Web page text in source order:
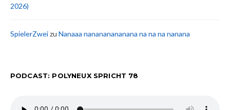
2026)
SpielerZweizu Nanaaa nanananananana na na na nanana
PODCAST: POLYNEUX SPRICHT 78